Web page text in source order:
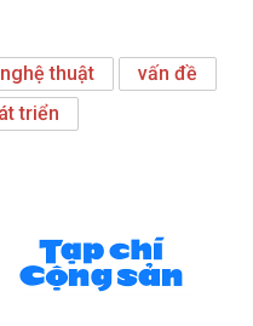
nghệ thuật
vấn đề
triển